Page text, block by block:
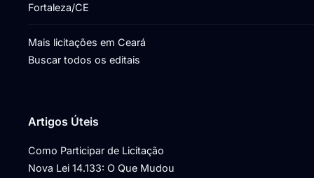
Fortaleza/CE
Mais licitações em Ceará
Buscar todos os editais
Artigos Úteis
Como Participar de Licitação
Nova Lei 14.133: O Que Mudou